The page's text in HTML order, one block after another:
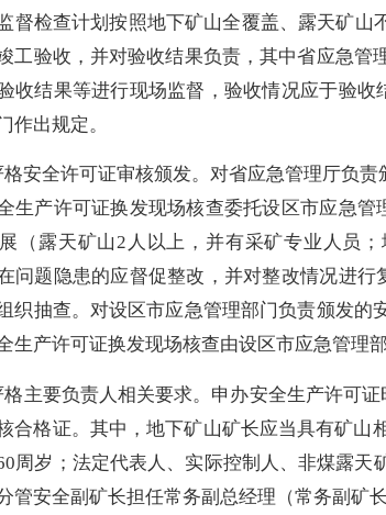
督检查计划按照地下矿山全覆盖、露天矿
工验收，并对验收结果负责，其中省应急
收结果等进行现场监督 ，验收情况应于验收
作出规定。
格安全许可证审核颁发。对省应急管理厅负责
生产许可证换发现场核查委托设区市应急
（露天矿山2人以上，并有采矿专业人员
问题隐患的应督促整改，并对整改情况进
织抽查。对设区市应急管理部门负责颁发
生产许可证换发现场核查由设区市应急管理部
主要负责人相关要求。 申办安全生产许可
合格证。 其中，地下矿山矿长应当具有矿山
周岁；法定代表人、实际控制人、非煤露
管安全副矿长担任常务副总经理（常务副矿长